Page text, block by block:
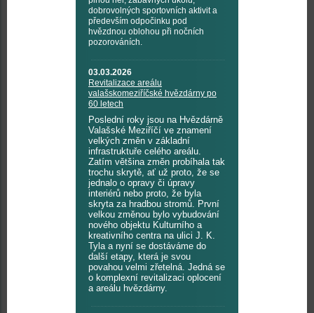
dobrovolných sportovních aktivit a
především odpočinku pod
hvězdnou oblohou při nočních
pozorováních.
03.03.2026
Revitalizace areálu
valašskomeziříčské hvězdárny po
60 letech
Poslední roky jsou na Hvězdárně
Valašské Meziříčí ve znamení
velkých změn v základní
infrastruktuře celého areálu.
Zatím většina změn probíhala tak
trochu skrytě, ať už proto, že se
jednalo o opravy či úpravy
interiérů nebo proto, že byla
skryta za hradbou stromů. První
velkou změnou bylo vybudování
nového objektu Kulturního a
kreativního centra na ulici J. K.
Tyla a nyní se dostáváme do
další etapy, která je svou
povahou velmi zřetelná. Jedná se
o komplexní revitalizaci oplocení
a areálu hvězdárny.